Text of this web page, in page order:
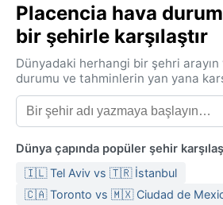
Placencia hava
bir şehirle karşılaştır
Dünyadaki herhangi bir şehri arayın
durumu ve tahminlerin yan yana
Dünya çapında popüler şehir
🇮🇱 Tel Aviv vs 🇹🇷 İstanbul
🇨🇦 Toronto vs 🇲🇽 Ciudad de